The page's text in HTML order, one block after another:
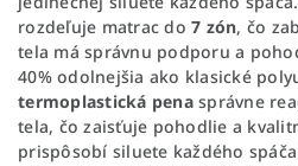
rozdeľuje matrac do 7 zón, čo
tela má správnu podporu a
40% odolnejšia ako klasické
termoplastická penasprávne
tela, čo zaisťuje pohodlie a
prispôsobí siluete každého